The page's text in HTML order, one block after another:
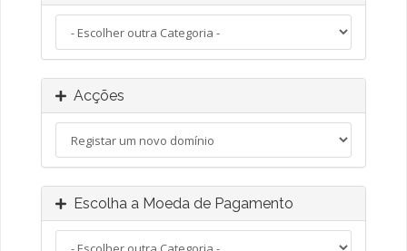
Acções
Escolha a Moeda de Pagamento